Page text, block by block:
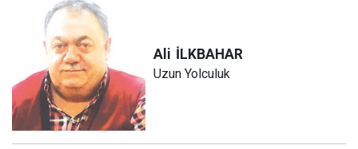
Ali İLKBAHAR
Uzun Yolculuk